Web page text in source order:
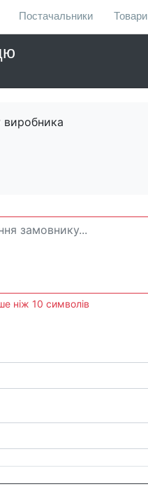
Постачальники Товари
виробника
ніж 10 символів